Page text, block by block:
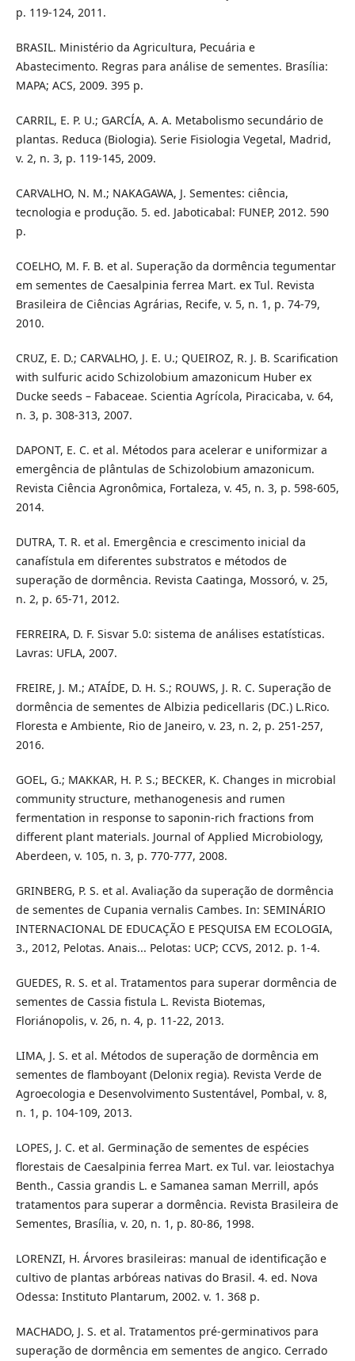
p. 119-124, 2011.
BRASIL. Ministério da Agricultura, Pecuária e
Abastecimento. Regras para análise de sementes. Brasília:
MAPA; ACS, 2009. 395 p.
CARRIL, E. P. U.; GARCÍA, A. A. Metabolismo secundário de
plantas. Reduca (Biologia). Serie Fisiologia Vegetal, Madrid,
v. 2, n. 3, p. 119-145, 2009.
CARVALHO, N. M.; NAKAGAWA, J. Sementes: ciência,
tecnologia e produção. 5. ed. Jaboticabal: FUNEP, 2012. 590
p.
COELHO, M. F. B. et al. Superação da dormência tegumentar
em sementes de Caesalpinia ferrea Mart. ex Tul. Revista
Brasileira de Ciências Agrárias, Recife, v. 5, n. 1, p. 74-79,
2010.
CRUZ, E. D.; CARVALHO, J. E. U.; QUEIROZ, R. J. B. Scarification
with sulfuric acido Schizolobium amazonicum Huber ex
Ducke seeds – Fabaceae. Scientia Agrícola, Piracicaba, v. 64,
n. 3, p. 308-313, 2007.
DAPONT, E. C. et al. Métodos para acelerar e uniformizar a
emergência de plântulas de Schizolobium amazonicum.
Revista Ciência Agronômica, Fortaleza, v. 45, n. 3, p. 598-605,
2014.
DUTRA, T. R. et al. Emergência e crescimento inicial da
canafístula em diferentes substratos e métodos de
superação de dormência. Revista Caatinga, Mossoró, v. 25,
n. 2, p. 65-71, 2012.
FERREIRA, D. F. Sisvar 5.0: sistema de análises estatísticas.
Lavras: UFLA, 2007.
FREIRE, J. M.; ATAÍDE, D. H. S.; ROUWS, J. R. C. Superação de
dormência de sementes de Albizia pedicellaris (DC.) L.Rico.
Floresta e Ambiente, Rio de Janeiro, v. 23, n. 2, p. 251-257,
2016.
GOEL, G.; MAKKAR, H. P. S.; BECKER, K. Changes in microbial
community structure, methanogenesis and rumen
fermentation in response to saponin-rich fractions from
different plant materials. Journal of Applied Microbiology,
Aberdeen, v. 105, n. 3, p. 770-777, 2008.
GRINBERG, P. S. et al. Avaliação da superação de dormência
de sementes de Cupania vernalis Cambes. In: SEMINÁRIO
INTERNACIONAL DE EDUCAÇÃO E PESQUISA EM ECOLOGIA,
3., 2012, Pelotas. Anais... Pelotas: UCP; CCVS, 2012. p. 1-4.
GUEDES, R. S. et al. Tratamentos para superar dormência de
sementes de Cassia fistula L. Revista Biotemas,
Floriánopolis, v. 26, n. 4, p. 11-22, 2013.
LIMA, J. S. et al. Métodos de superação de dormência em
sementes de flamboyant (Delonix regia). Revista Verde de
Agroecologia e Desenvolvimento Sustentável, Pombal, v. 8,
n. 1, p. 104-109, 2013.
LOPES, J. C. et al. Germinação de sementes de espécies
florestais de Caesalpinia ferrea Mart. ex Tul. var. leiostachya
Benth., Cassia grandis L. e Samanea saman Merrill, após
tratamentos para superar a dormência. Revista Brasileira de
Sementes, Brasília, v. 20, n. 1, p. 80-86, 1998.
LORENZI, H. Árvores brasileiras: manual de identificação e
cultivo de plantas arbóreas nativas do Brasil. 4. ed. Nova
Odessa: Instituto Plantarum, 2002. v. 1. 368 p.
MACHADO, J. S. et al. Tratamentos pré-germinativos para
superação de dormência em sementes de angico. Cerrado